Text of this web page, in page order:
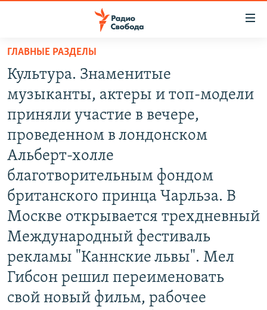
упрощенного
доступа
основному
содержанию
Вернутся
главной
навигации
Вернутся
поиску
ПОДКАСТЫ
АВТОРСКИЕ ПРОЕКТЫ
МНЕНИЯ
КУЛЬТУРА
IDEL.РЕАЛИИ
КАВКАЗ.РЕАЛИИ
СЕВЕР.РЕАЛИИ
СИБИРЬ.РЕАЛИИ
РАСПИСАНИЕ ВЕЩАНИЯ
ПОДПИШИТЕСЬ НА РАССЫЛКУ
ГЛАВНЫЕ РАЗДЕЛЫ
Культура. Знаменитые
музыканты, актеры и топ-модели
приняли участие в вечере,
проведенном в лондонском
Альберт-холле
благотворительным фондом
британского принца Чарльза. В
Москве открывается трехдневный
Международный фестиваль
рекламы "Каннские львы". Мел
Гибсон решил переименовать
свой новый фильм, рабочее